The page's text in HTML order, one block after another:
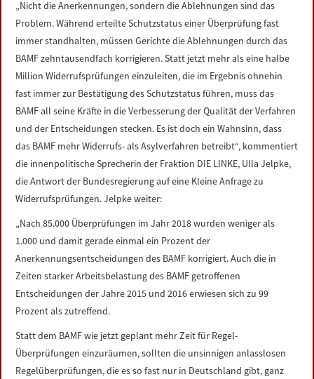
DATENSCHUTZERKLÄRUNG
„Nicht die Anerkennungen, sondern die Ablehnungen sind das
Problem. Während erteilte Schutzstatus einer Überprüfung fast
immer standhalten, müssen Gerichte die Ablehnungen durch das
BAMF zehntausendfach korrigieren. Statt jetzt mehr als eine halbe
Million Widerrufsprüfungen einzuleiten, die im Ergebnis ohnehin
fast immer zur Bestätigung des Schutzstatus führen, muss das
BAMF all seine Kräfte in die Verbesserung der Qualität der Verfahren
und der Entscheidungen stecken. Es ist doch ein Wahnsinn, dass
das BAMF mehr Widerrufs- als Asylverfahren betreibt“, kommentiert
die innenpolitische Sprecherin der Fraktion DIE LINKE, Ulla Jelpke,
die Antwort der Bundesregierung auf eine Kleine Anfrage zu
Widerrufsprüfungen. Jelpke weiter:
„Nach 85.000 Überprüfungen im Jahr 2018 wurden weniger als
1.000 und damit gerade einmal ein Prozent der
Anerkennungsentscheidungen des BAMF korrigiert. Auch die in
Zeiten starker Arbeitsbelastung des BAMF getroffenen
Entscheidungen der Jahre 2015 und 2016 erwiesen sich zu 99
Prozent als zutreffend.
Statt dem BAMF wie jetzt geplant mehr Zeit für Regel-
Überprüfungen einzuräumen, sollten die unsinnigen anlasslosen
Regelüberprüfungen, die es so fast nur in Deutschland gibt, ganz